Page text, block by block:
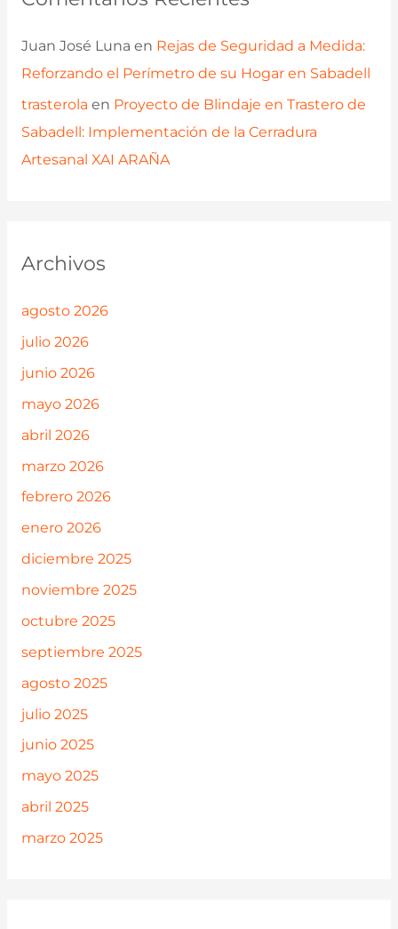
Juan José Luna en Rejas de Seguridad a Medida:
Reforzando el Perímetro de su Hogar en Sabadell
trasterola en Proyecto de Blindaje en Trastero de
Sabadell: Implementación de la Cerradura
Artesanal XAI ARAÑA
Archivos
agosto 2026
julio 2026
junio 2026
mayo 2026
abril 2026
marzo 2026
febrero 2026
enero 2026
diciembre 2025
noviembre 2025
octubre 2025
septiembre 2025
agosto 2025
julio 2025
junio 2025
mayo 2025
abril 2025
marzo 2025